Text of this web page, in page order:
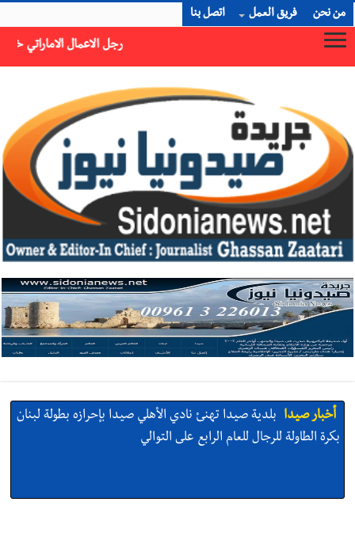
من نحن فريق العمل اتصل بنا
رجل الاعمال الاماراتي خلف الحبتور : 112 شهيداً شُيّعوا في ‫غزة‬ بعد أن بقوا تحت الأنقاض منذ عام 2023: أيُعقل أن يبقى الشعب الفلسطيني يعيش كل هذا الألم؟ وإلى متى تستمر هذه المعاناة التي تمزق القلوب والضمائر؟
أخبار صيدا بلدية صيدا تهنئ نادي الأهلي صيدا بإحرازه بطولة لبنان
بكرة الطاولة للرجال للعام الرابع على التوالي